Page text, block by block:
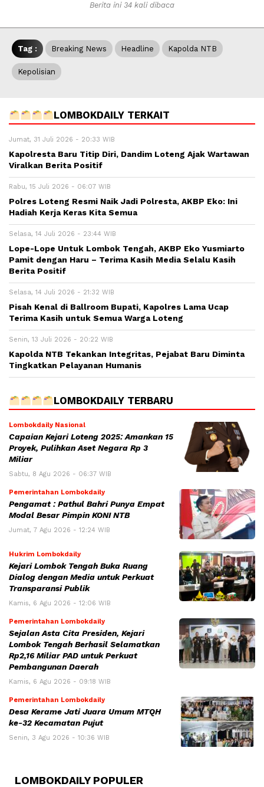
Berita ini 34 kali dibaca
Tag : Breaking News Headline Kapolda NTB
Kepolisian
LOMBOKDAILY TERKAIT
Jumat, 31 Juli 2026 - 20:33 WIB
Kapolresta Baru Titip Diri, Dandim Loteng Ajak Wartawan
Viralkan Berita Positif
Rabu, 15 Juli 2026 - 06:07 WIB
Polres Loteng Resmi Naik Jadi Polresta, AKBP Eko: Ini
Hadiah Kerja Keras Kita Semua
Selasa, 14 Juli 2026 - 23:44 WIB
Lope-Lope Untuk Lombok Tengah, AKBP Eko Yusmiarto
Pamit dengan Haru – Terima Kasih Media Selalu Kasih
Berita Positif
Selasa, 14 Juli 2026 - 21:32 WIB
Pisah Kenal di Ballroom Bupati, Kapolres Lama Ucap
Terima Kasih untuk Semua Warga Loteng
Senin, 13 Juli 2026 - 20:22 WIB
Kapolda NTB Tekankan Integritas, Pejabat Baru Diminta
Tingkatkan Pelayanan Humanis
LOMBOKDAILY TERBARU
Lombokdaily Nasional
Capaian Kejari Loteng 2025: Amankan 15
Proyek, Pulihkan Aset Negara Rp 3
Miliar
Sabtu, 8 Agu 2026 - 06:37 WIB
Pemerintahan Lombokdaily
Pengamat : Pathul Bahri Punya Empat
Modal Besar Pimpin KONI NTB
Jumat, 7 Agu 2026 - 12:24 WIB
Hukrim Lombokdaily
Kejari Lombok Tengah Buka Ruang
Dialog dengan Media untuk Perkuat
Transparansi Publik
Kamis, 6 Agu 2026 - 12:06 WIB
Pemerintahan Lombokdaily
Sejalan Asta Cita Presiden, Kejari
Lombok Tengah Berhasil Selamatkan
Rp2,16 Miliar PAD untuk Perkuat
Pembangunan Daerah
Kamis, 6 Agu 2026 - 09:18 WIB
Pemerintahan Lombokdaily
Desa Kerame Jati Juara Umum MTQH
ke-32 Kecamatan Pujut
Senin, 3 Agu 2026 - 10:36 WIB
LOMBOKDAILY POPULER